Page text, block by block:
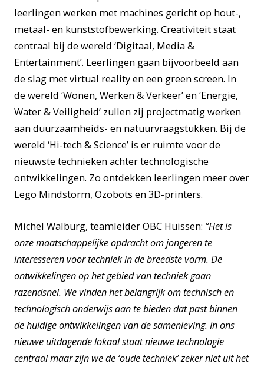
leerlingen werken met machines gericht op hout-,
metaal- en kunststofbewerking. Creativiteit staat
centraal bij de wereld ‘Digitaal, Media &
Entertainment’. Leerlingen gaan bijvoorbeeld aan
de slag met virtual reality en een green screen. In
de wereld ‘Wonen, Werken & Verkeer’ en ‘Energie,
Water & Veiligheid’ zullen zij projectmatig werken
aan duurzaamheids- en natuurvraagstukken. Bij de
wereld ‘Hi-tech & Science’ is er ruimte voor de
nieuwste technieken achter technologische
ontwikkelingen. Zo ontdekken leerlingen meer over
Lego Mindstorm, Ozobots en 3D-printers.
Michel Walburg, teamleider OBC Huissen: “Het is
onze maatschappelijke opdracht om jongeren te
interesseren voor techniek in de breedste vorm. De
ontwikkelingen op het gebied van techniek gaan
razendsnel. We vinden het belangrijk om technisch en
technologisch onderwijs aan te bieden dat past binnen
de huidige ontwikkelingen van de samenleving. In ons
nieuwe uitdagende lokaal staat nieuwe technologie
centraal maar zijn we de ‘oude techniek’ zeker niet uit het